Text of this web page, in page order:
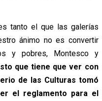
tanto el que las galerías
ánimo no es convertir
y pobres, Montesco y
que tiene que ver con
de las Culturas tomó
el reglamento para el